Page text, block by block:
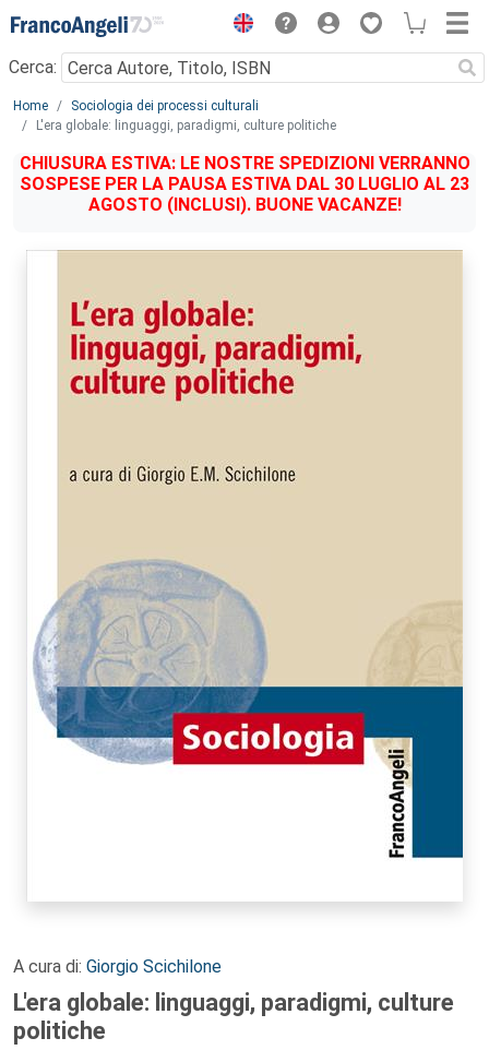
Menu
Cerca:
Main content
Home
Sociologia dei processi culturali
L'era globale: linguaggi, paradigmi, culture politiche
CHIUSURA ESTIVA: LE NOSTRE SPEDIZIONI VERRANNO
SOSPESE PER LA PAUSA ESTIVA DAL 30 LUGLIO AL 23
AGOSTO (INCLUSI). BUONE VACANZE!
A cura di: Giorgio Scichilone
L'era globale: linguaggi, paradigmi, culture
politiche